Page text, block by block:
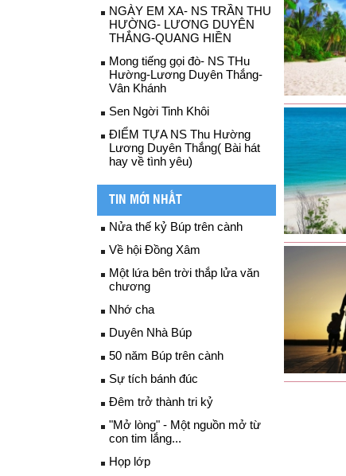
NGÀY EM XA- NS TRẦN THU
HƯỜNG- LƯƠNG DUYÊN
THẮNG-QUANG HIỀN
Mong tiếng gọi đò- NS THu
Hường-Lương Duyên Thắng-
Vân Khánh
Sen Ngời Tinh Khôi
ĐIỂM TỰA NS Thu Hường
Lương Duyên Thắng( Bài hát
hay về tình yêu)
TIN MỚI NHẤT
Nửa thế kỷ Búp trên cành
Về hội Đồng Xâm
Một lứa bên trời thắp lửa văn
chương
Nhớ cha
Duyên Nhà Búp
50 năm Búp trên cành
Sự tích bánh đúc
Đêm trở thành tri kỷ
"Mở lòng" - Một nguồn mở từ
con tim lắng...
Họp lớp